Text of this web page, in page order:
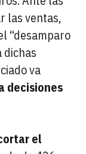
las ventas,
“desamparo
dichas
va
decisiones
el